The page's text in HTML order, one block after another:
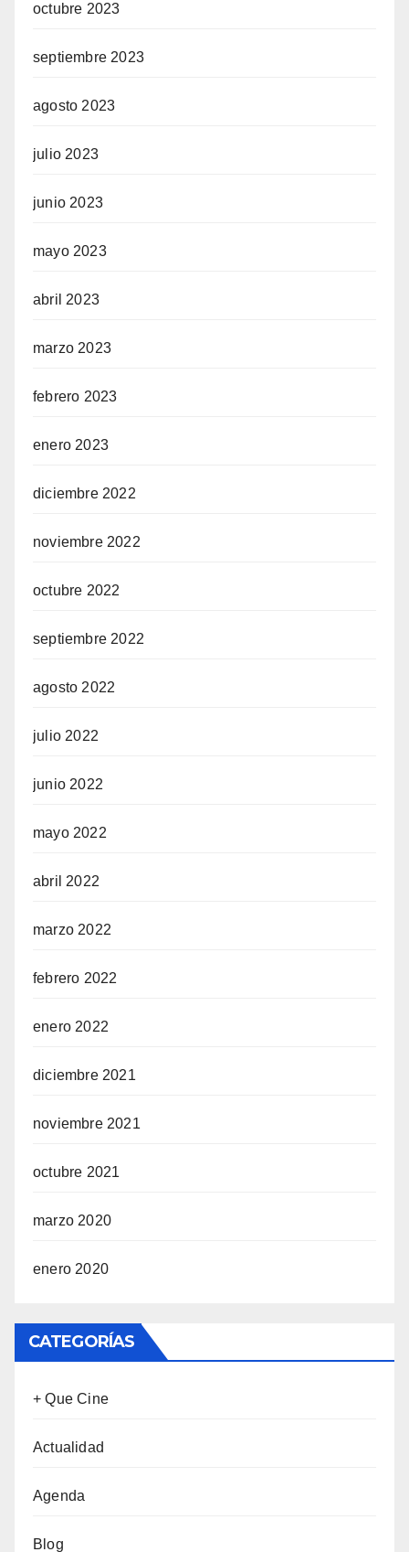
octubre 2023
septiembre 2023
agosto 2023
julio 2023
junio 2023
mayo 2023
abril 2023
marzo 2023
febrero 2023
enero 2023
diciembre 2022
noviembre 2022
octubre 2022
septiembre 2022
agosto 2022
julio 2022
junio 2022
mayo 2022
abril 2022
marzo 2022
febrero 2022
enero 2022
diciembre 2021
noviembre 2021
octubre 2021
marzo 2020
enero 2020
CATEGORÍAS
+ Que Cine
Actualidad
Agenda
Blog